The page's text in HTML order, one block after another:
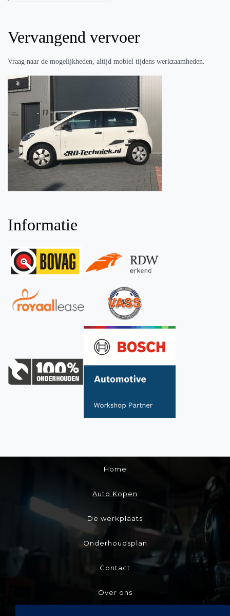
Vervangend vervoer
Vraag naar de mogelijkheden, altijd mobiel tijdens werkzaamheden.
Informatie
Home
Auto Kopen
De werkplaats
Onderhoudsplan
Contact
Over ons